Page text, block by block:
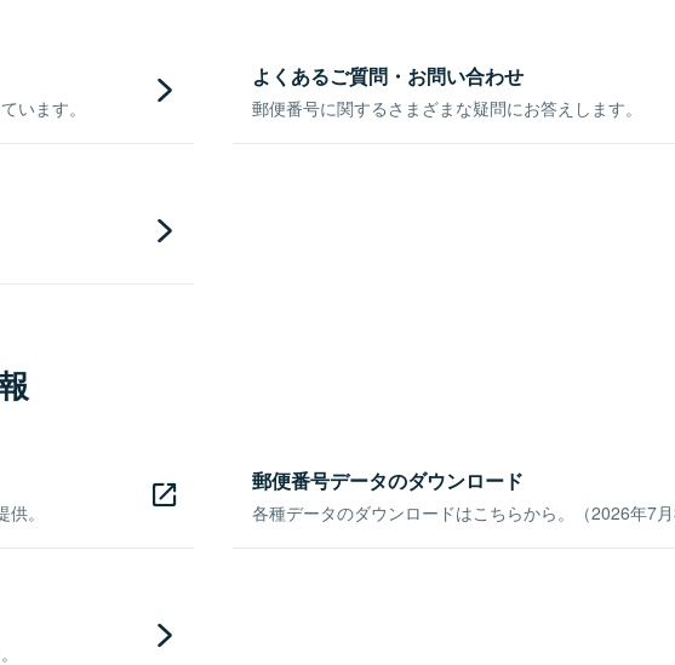
います。
よくあるご質問・お問い合わせ
郵便番号に関するさまざまな疑問にお答えします。
。
郵便番号データのダウンロード
各種データのダウンロードはこちらから。（2026年7月